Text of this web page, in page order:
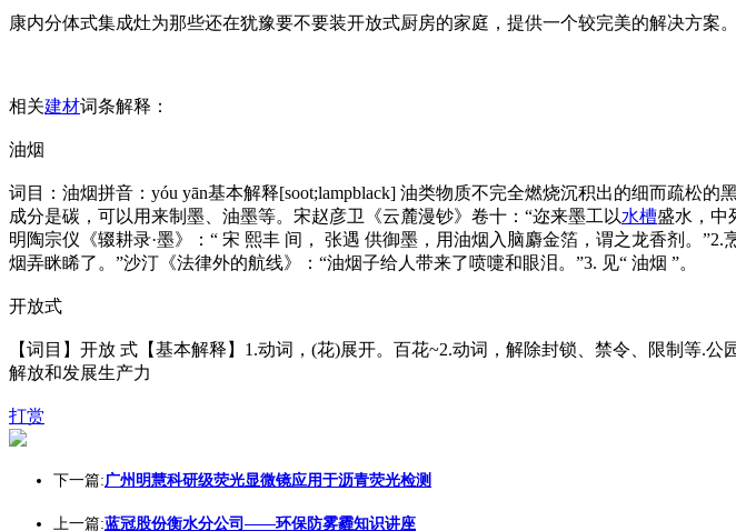
康内分体式集成灶为那些还在犹豫要不要装开放式厨房的家庭，提供一个较完美的解决方案。
相关建材词条解释：
油烟
词目：油烟拼音：yóu yān基本解释[soot;lampblack] 油类物质不完全燃烧沉积出的细而疏松
成分是碳，可以用来制墨、油墨等。宋赵彦卫《云麓漫钞》卷十：“迩来墨工以水槽盛水，中
明陶宗仪《辍耕录·墨》：“ 宋 熙丰 间， 张遇 供御墨，用油烟入脑麝金箔，谓之龙香剂。
烟弄眯睎了。”沙汀《法律外的航线》：“油烟子给人带来了喷嚏和眼泪。”3. 见“ 油烟 ”。
开放式
【词目】开放 式【基本解释】1.动词，(花)展开。百花~2.动词，解除封锁、禁令、限制等.
解放和发展生产力
打赏
下一篇:广州明慧科研级荧光显微镜应用于沥青荧光检测
上一篇:蓝冠股份衡水分公司——环保防雾霾知识讲座